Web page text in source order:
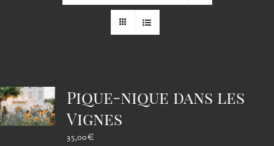
sur
page
Pique-nique dans les
Vignes
35,00€